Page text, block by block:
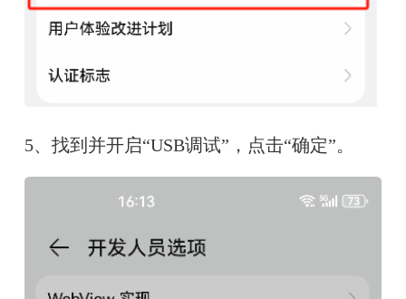
5、找到并开启“USB调试”，点击“确定”。